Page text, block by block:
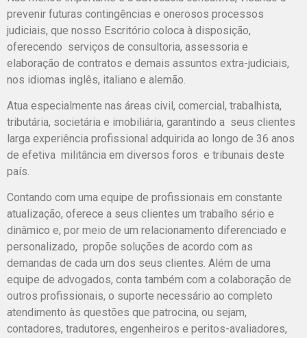
prevenir futuras contingências e onerosos processos
judiciais, que nosso Escritório coloca à disposição,
oferecendo serviços de consultoria, assessoria e
elaboração de contratos e demais assuntos extra-judiciais,
nos idiomas inglês, italiano e alemão.
Atua especialmente nas áreas civil, comercial, trabalhista,
tributária, societária e imobiliária, garantindo a seus clientes
larga experiência profissional adquirida ao longo de 36 anos
de efetiva militância em diversos foros e tribunais deste
país.
Contando com uma equipe de profissionais em constante
atualização, oferece a seus clientes um trabalho sério e
dinâmico e, por meio de um relacionamento diferenciado e
personalizado, propõe soluções de acordo com as
demandas de cada um dos seus clientes. Além de uma
equipe de advogados, conta também com a colaboração de
outros profissionais, o suporte necessário ao completo
atendimento às questões que patrocina, ou sejam,
contadores, tradutores, engenheiros e peritos-avaliadores,